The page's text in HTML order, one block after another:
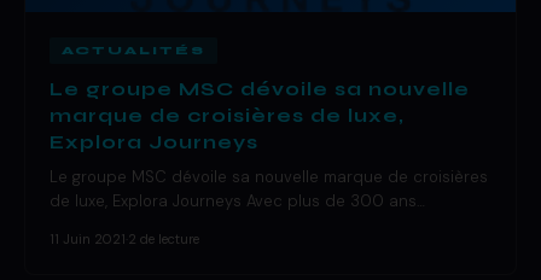
ACTUALITÉS
Le groupe MSC dévoile sa nouvelle
marque de croisières de luxe,
Explora Journeys
Le groupe MSC dévoile sa nouvelle marque de croisières
de luxe, Explora Journeys Avec plus de 300 ans…
11 Juin 2021 2 de lecture